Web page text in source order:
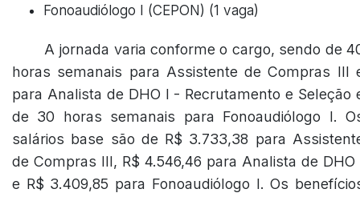
Fonoaudiólogo I (CEPON) (1 vaga)
A jornada varia conforme o cargo, sendo de
horas semanais para Assistente de Compras III
para Analista de DHO I - Recrutamento e Seleção
de 30 horas semanais para Fonoaudiólogo I.
salários base são de R$ 3.733,38 para
de Compras III, R$ 4.546,46 para Analista de DHO
e R$ 3.409,85 para Fonoaudiólogo I. Os